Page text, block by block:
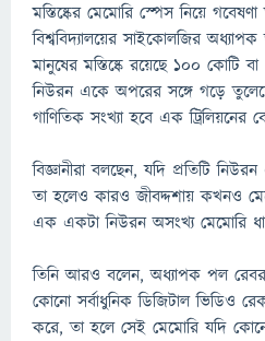
মস্তিষ্কের মেমোরি স্পেস নিয়ে গবেষণা
বিশ্ববিদ্যালয়ের সাইকোলজির
মানুষের মস্তিষ্কে রয়েছে ১০০ কোটি
নিউরন একে অপরের সঙ্গে গড়ে
গাণিতিক সংখ্যা হবে এক ট্রিলিয়নের
বিজ্ঞানীরা বলছেন, যদি প্রতিটি
তা হলেও কারও জীবদ্দশায় কখনও
এক একটা নিউরন অসংখ্য মেমোরি
তিনি আরও বলেন, অধ্যাপক পল রেবর
কোনো সর্বাধুনিক ডিজিটাল ভিডিও
করে, তা হলে সেই মেমোরি যদি